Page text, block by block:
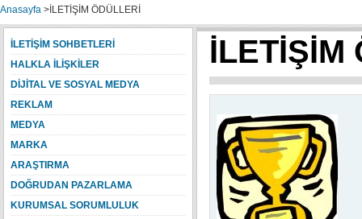
Anasayfa > İLETİŞİM ÖDÜLLERİ
İLETİŞİM
İLETİŞİM SOHBETLERİ
HALKLA İLİŞKİLER
DİJİTAL VE SOSYAL MEDYA
REKLAM
MEDYA
MARKA
ARAŞTIRMA
DOĞRUDAN PAZARLAMA
KURUMSAL SORUMLULUK